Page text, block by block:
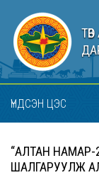
ҮНДСЭН ЦЭС
“АЛТАН НАМАР-
ШАЛГАРУУЛЖ